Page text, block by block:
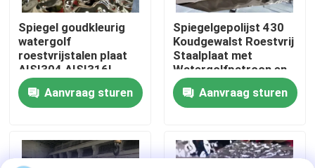
Video's
Over ons
fabriekstour
Kwaliteitscontrole
Spiegel goudkleurig
watergolf
roestvrijstalen plaat
AISI304 AISI316L
voor plafonddecoratie
Aanvraag sturen
Spiegelgepolijst 430
Koudgewalst Roestvrij
Staalplaat met
Watergolfpatroon en
PVD-kleur
Aanvraag sturen